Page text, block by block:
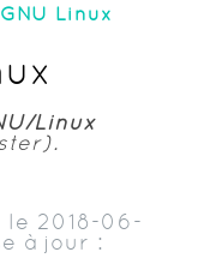
GNU Linux
Linux
2018-06-
à jour :